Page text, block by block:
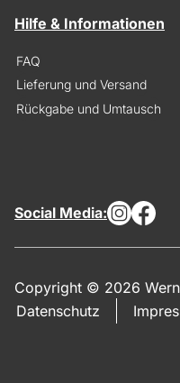
Hilfe & Informationen
FAQ
Lieferung und Versand
Rückgabe und Umtausch
Social Media:
Copyright © 2026
Datenschutz